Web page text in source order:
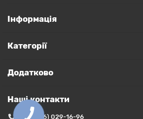
Інформація
Категорії
Додатково
Наші контакти
+38 (066) 029-16-96